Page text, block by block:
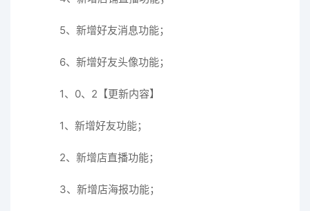
5、新增好友消息功能；
6、新增好友头像功能；
1、0、2【更新内容】
1、新增好友功能；
2、新增店直播功能；
3、新增店海报功能；